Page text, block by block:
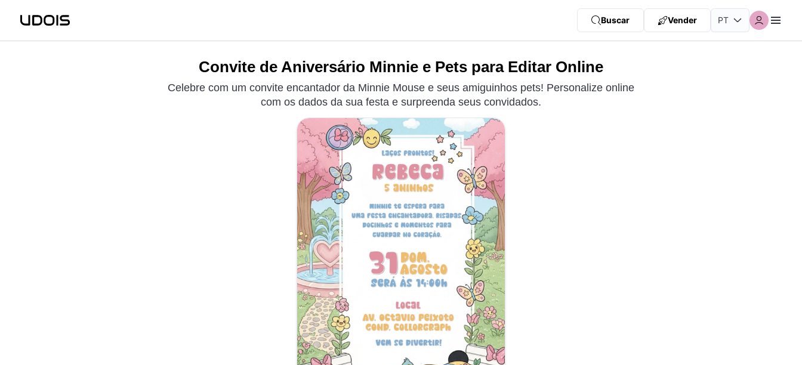
Buscar Vender
Convite de Aniversário Minnie e Pets para Editar Online
Celebre com um convite encantador da Minnie Mouse e seus amiguinhos pets! Personalize online
com os dados da sua festa e surpreenda seus convidados.